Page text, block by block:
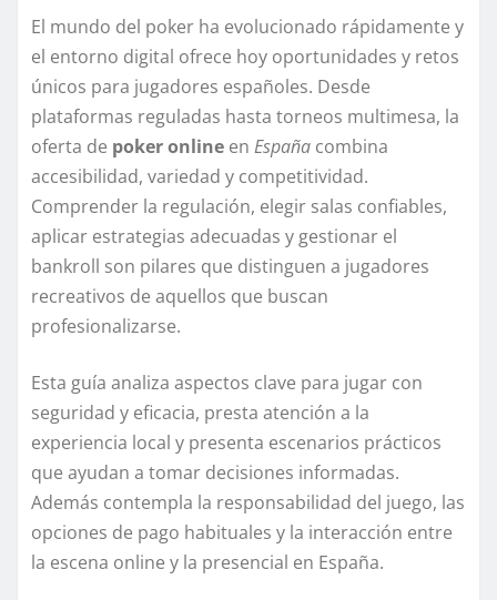
El mundo del poker ha evolucionado rápidamente y
el entorno digital ofrece hoy oportunidades y retos
únicos para jugadores españoles. Desde
plataformas reguladas hasta torneos multimesa, la
oferta de poker online en España combina
accesibilidad, variedad y competitividad.
Comprender la regulación, elegir salas confiables,
aplicar estrategias adecuadas y gestionar el
bankroll son pilares que distinguen a jugadores
recreativos de aquellos que buscan
profesionalizarse.
Esta guía analiza aspectos clave para jugar con
seguridad y eficacia, presta atención a la
experiencia local y presenta escenarios prácticos
que ayudan a tomar decisiones informadas.
Además contempla la responsabilidad del juego, las
opciones de pago habituales y la interacción entre
la escena online y la presencial en España.